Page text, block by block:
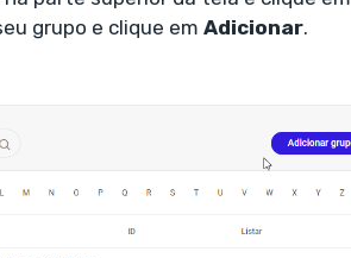
grupo e clique em Adicionar.